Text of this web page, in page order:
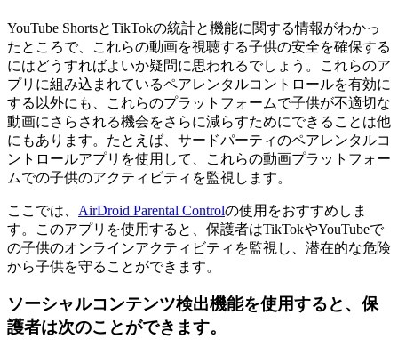
YouTube ShortsとTikTokの統計と機能に関する情報がわかっ
たところで、これらの動画を視聴する子供の安全を確保する
にはどうすればよいか疑問に思われるでしょう。これらのア
プリに組み込まれているペアレンタルコントロールを有効に
する以外にも、これらのプラットフォームで子供が不適切な
動画にさらされる機会をさらに減らすためにできることは他
にもあります。たとえば、サードパーティのペアレンタルコ
ントロールアプリを使用して、これらの動画プラットフォー
ムでの子供のアクティビティを監視します。
ここでは、 AirDroid Parental Controlの使用をおすすめしま
す。このアプリを使用すると、保護者はTikTokやYouTubeで
の子供のオンラインアクティビティを監視し、潜在的な危険
から子供を守ることができます。
ソーシャルコンテンツ検出機能を使用すると、保
護者は次のことができます。